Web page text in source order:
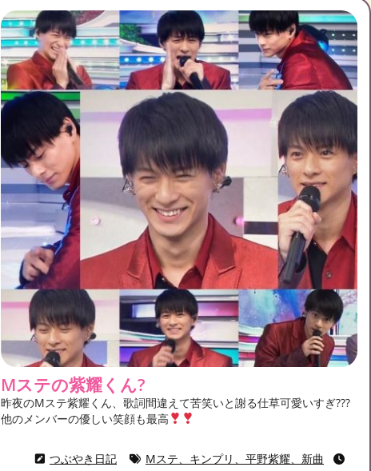
Mステの紫耀くん?
昨夜のMステ紫耀くん、歌詞間違えて苦笑いと謝る仕草可愛いすぎ???
他のメンバーの優しい笑顔も最高
つぶやき日記
Mステ、キンプリ、平野紫耀、新曲